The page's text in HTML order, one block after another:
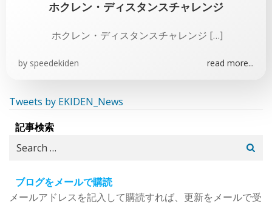
ホクレン・ディスタンスチャレンジ
ホクレン・ディスタンスチャレンジ […]
by speedekiden read more...
Tweets by EKIDEN_News
記事検索
Search
ブログをメールで購読
メールアドレスを記入して購読すれば、更新をメールで受